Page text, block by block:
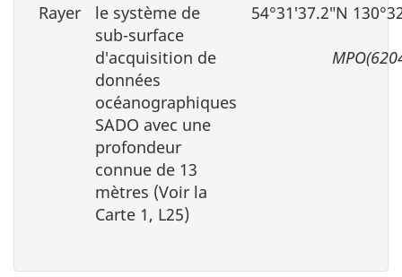
Rayer
le système de
sub-surface
d′acquisition de
données
océanographiques
SADO avec une
profondeur
connue de 13
mètres (Voir la
Carte 1, L25)
54°31′37.2″N